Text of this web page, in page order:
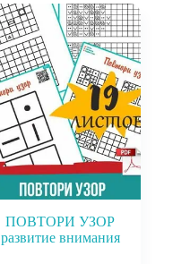
ПОВТОРИ УЗОР
развитие внимания